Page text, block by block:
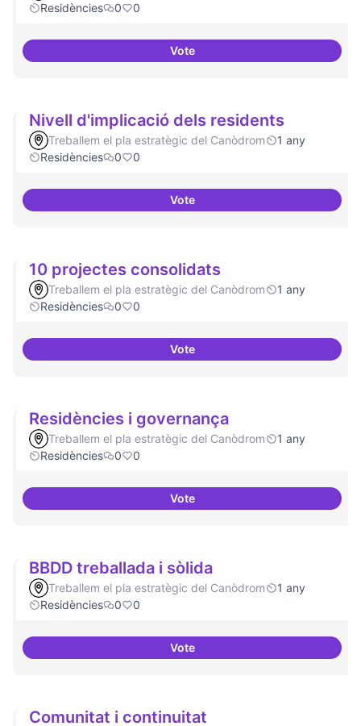
Residències
0 0
VoteExplicitar el retorn
Nivell d'implicació dels residents
Treballem el pla estratègic del Canòdrom
1 any
Residències
0 0
VoteNivell d'implicació dels residents
10 projectes consolidats
Treballem el pla estratègic del Canòdrom
1 any
Residències
0 0
Vote10 projectes consolidats
Residències i governança
Treballem el pla estratègic del Canòdrom
1 any
Residències
0 0
VoteResidències i governança
BBDD treballada i sòlida
Treballem el pla estratègic del Canòdrom
1 any
Residències
0 0
VoteBBDD treballada i sòlida
Comunitat i continuitat